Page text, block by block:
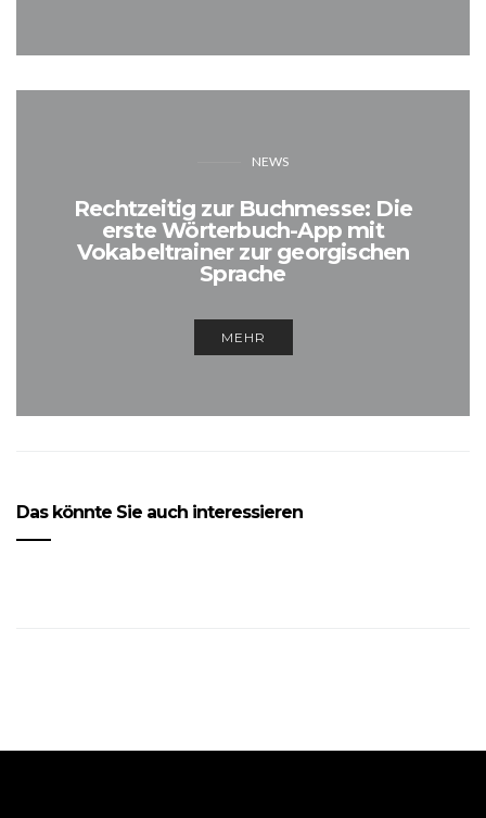
NEWS
Rechtzeitig zur Buchmesse: Die
erste Wörterbuch-App mit
Vokabeltrainer zur georgischen
Sprache
MEHR
Das könnte Sie auch interessieren